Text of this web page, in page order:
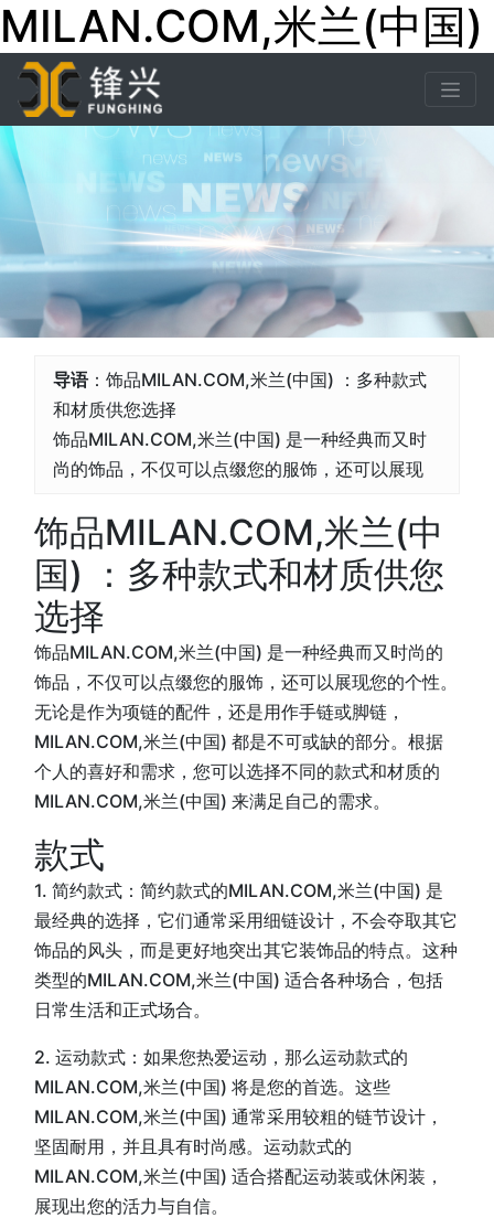
MILAN.COM,米兰(中国)
导语：饰品MILAN.COM,米兰(中国) ：多种款式
和材质供您选择
饰品MILAN.COM,米兰(中国) 是一种经典而又时
尚的饰品，不仅可以点缀您的服饰，还可以展现
饰品MILAN.COM,米兰(中
国) ：多种款式和材质供您
选择
饰品MILAN.COM,米兰(中国) 是一种经典而又时尚的
饰品，不仅可以点缀您的服饰，还可以展现您的个性。
无论是作为项链的配件，还是用作手链或脚链，
MILAN.COM,米兰(中国) 都是不可或缺的部分。根据
个人的喜好和需求，您可以选择不同的款式和材质的
MILAN.COM,米兰(中国) 来满足自己的需求。
款式
1. 简约款式：简约款式的MILAN.COM,米兰(中国) 是
最经典的选择，它们通常采用细链设计，不会夺取其它
饰品的风头，而是更好地突出其它装饰品的特点。这种
类型的MILAN.COM,米兰(中国) 适合各种场合，包括
日常生活和正式场合。
2. 运动款式：如果您热爱运动，那么运动款式的
MILAN.COM,米兰(中国) 将是您的首选。这些
MILAN.COM,米兰(中国) 通常采用较粗的链节设计，
坚固耐用，并且具有时尚感。运动款式的
MILAN.COM,米兰(中国) 适合搭配运动装或休闲装，
展现出您的活力与自信。